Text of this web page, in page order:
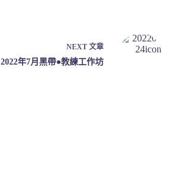
NEXT 文章
2022年7月黑帶●教練工作坊